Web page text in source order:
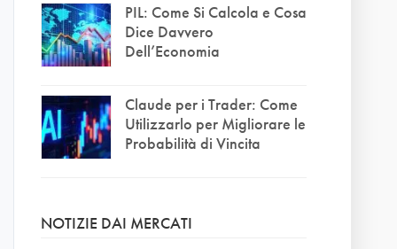
PIL: Come Si Calcola e Cosa
Dice Davvero
Dell’Economia
Claude per i Trader: Come
Utilizzarlo per Migliorare le
Probabilità di Vincita
NOTIZIE DAI MERCATI